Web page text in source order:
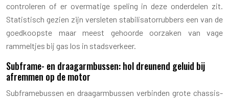
controleren of er overmatige speling in deze onderdelen zit.
Statistisch gezien zijn versleten stabilisatorrubbers een van de
goedkoopste maar meest gehoorde oorzaken van vage
rammeltjes bij gas los in stadsverkeer.
Subframe- en draagarmbussen: hol dreunend geluid bij
afremmen op de motor
Subframebussen en draagarmbussen verbinden grote chassis-